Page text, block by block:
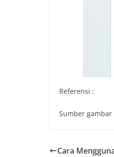
Referensi :
Sumber
Cara